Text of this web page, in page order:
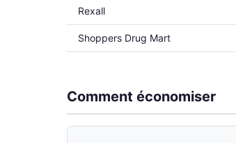
Rexall
Shoppers Drug Mart
Comment économiser